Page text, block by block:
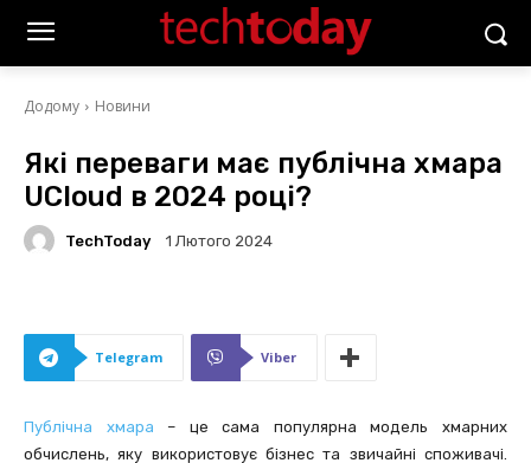
Додому Новини
Які переваги має публічна хмара
UCloud в 2024 році?
TechToday 1 Лютого 2024
Telegram Viber
Публічна хмара – це сама популярна модель хмарних
обчислень, яку використовує бізнес та звичайні споживачі.